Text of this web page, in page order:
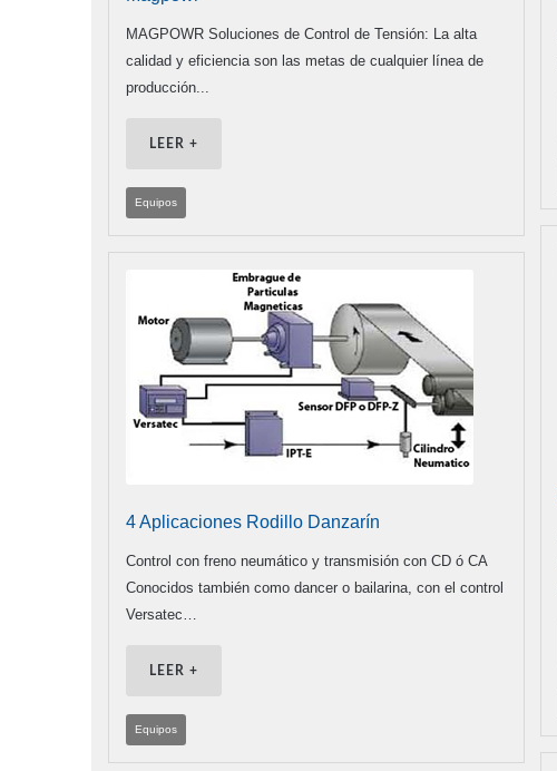
MAGPOWR Soluciones de Control de Tensión: La alta
calidad y eficiencia son las metas de cualquier línea de
producción...
LEER +
Equipos
4 Aplicaciones Rodillo Danzarín
Control con freno neumático y transmisión con CD ó CA
Conocidos también como dancer o bailarina, con el control
Versatec…
LEER +
Equipos